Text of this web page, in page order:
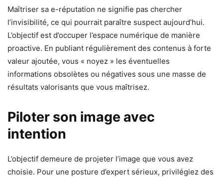
Maîtriser sa e-réputation ne signifie pas chercher
l’invisibilité, ce qui pourrait paraître suspect aujourd’hui.
L’objectif est d’occuper l’espace numérique de manière
proactive. En publiant régulièrement des contenus à forte
valeur ajoutée, vous « noyez » les éventuelles
informations obsolètes ou négatives sous une masse de
résultats valorisants que vous maîtrisez.
Piloter son image avec
intention
L’objectif demeure de projeter l’image que vous avez
choisie. Pour une posture d’expert sérieux, privilégiez des